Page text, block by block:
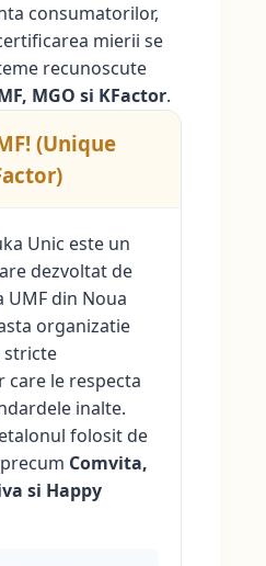
consumatorilor,
mierii se
recunoscute
MGO si KFactor.
(Unique
Unic este un
dezvoltat de
UMF din Noua
organizatie
stricte
le respecta
inalte.
folosit de
Comvita,
si Happy